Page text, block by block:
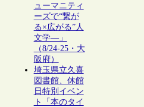
ューマニティ
ーズで“繋が
る×広がる”人
文学―」
（8/24-25・大
阪府）
埼玉県立久喜
図書館、休館
日特別イベン
ト「本のタイ